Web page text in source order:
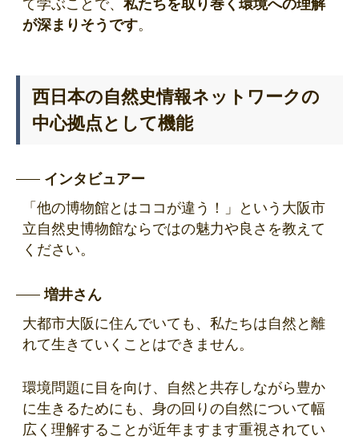
て学ぶことで、 私たちを取り巻く環境への理解
が深まりそうです。
西日本の自然史情報ネットワークの
中心拠点として機能
インタビュアー
「他の博物館とはココが違う！」という大阪市
立自然史博物館ならではの魅力や良さを教えて
ください。
増井さん
大都市大阪に住んでいても、私たちは自然と離
れて生きていくことはできません。
環境問題に目を向け、自然と共存しながら豊か
に生きるためにも、身の回りの自然について幅
広く理解することが近年ますます重視されてい